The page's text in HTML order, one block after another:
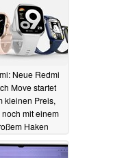
Neue Redmi
Move startet
kleinen Preis,
mit einem
Haken